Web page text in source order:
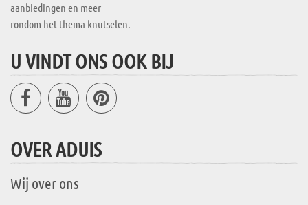
aanbiedingen en meer
rondom het thema knutselen.
U VINDT ONS OOK BIJ
OVER ADUIS
Wij over ons